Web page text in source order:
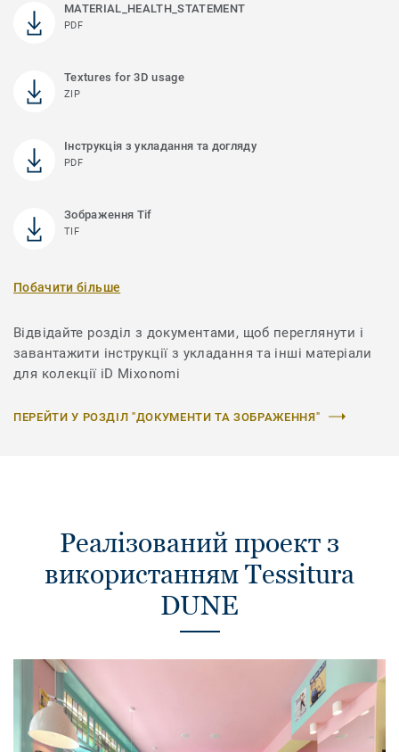
MATERIAL_HEALTH_STATEMENT
PDF
Textures for 3D usage
ZIP
Інструкція з укладання та догляду
PDF
Зображення Tif
TIF
Побачити більше
Відвідайте розділ з документами, щоб переглянути і
завантажити інструкції з укладання та інші матеріали
для колекції iD Mixonomi
ПЕРЕЙТИ У РОЗДІЛ "ДОКУМЕНТИ ТА ЗОБРАЖЕННЯ"
Реалізований проект з
використанням Tessitura
DUNE